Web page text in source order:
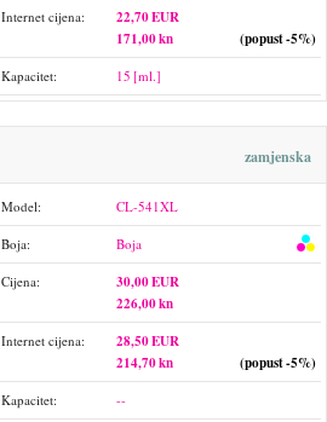
Internet cijena:
22,70 EUR
171,00 kn
(popust -5%)
Kapacitet: 15 [ml.]
zamjenska
Model: CL-541XL
Boja: Boja
Cijena:
30,00 EUR
226,00 kn
Internet cijena:
28,50 EUR
214,70 kn
(popust -5%)
Kapacitet: --